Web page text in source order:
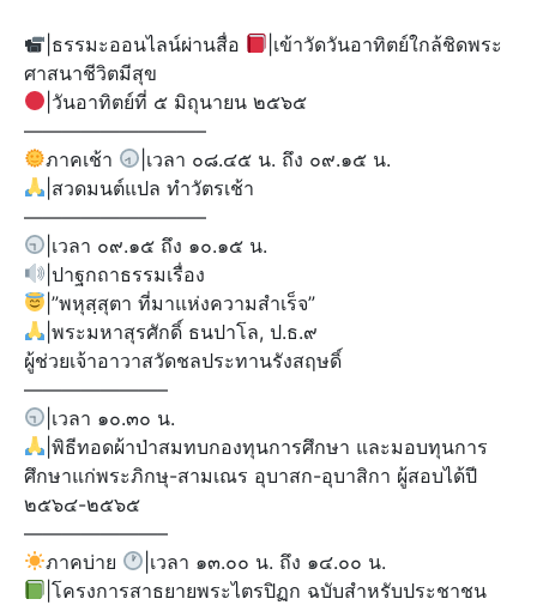
|ธรรมะออนไลน์ผ่านสื่อ
|เข้าวัดวันอาทิตย์ใกล้ชิดพระ
ศาสนาชีวิตมีสุข
|วันอาทิตย์ที่ ๕ มิถุนายน ๒๕๖๕
—————————–
ภาคเช้า
|เวลา ๐๘.๔๕ น. ถึง ๐๙.๑๕ น.
|สวดมนต์แปล ทำวัตรเช้า
—————————–
|เวลา ๐๙.๑๕ ถึง ๑๐.๑๕ น.
|ปาฐกถาธรรมเรื่อง
|”พหุสฺสุตา ที่มาแห่งความสำเร็จ”
|พระมหาสุรศักดิ์ ธนปาโล, ป.ธ.๙
ผู้ช่วยเจ้าอาวาสวัดชลประทานรังสฤษดิ์
———————–
|เวลา ๑๐.๓๐ น.
|พิธีทอดผ้าป่าสมทบกองทุนการศึกษา และมอบทุนการ
ศึกษาแก่พระภิกษุ-สามเณร อุบาสก-อุบาสิกา ผู้สอบได้ปี
๒๕๖๔-๒๕๖๕
———————–
ภาคบ่าย
|เวลา ๑๓.๐๐ น. ถึง ๑๔.๐๐ น.
|โครงการสาธยายพระไตรปิฏก ฉบับสำหรับประชาชน